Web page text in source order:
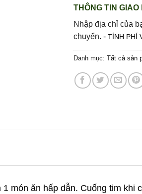
THÔNG TIN
Nhập địa chỉ của
chuyển. - TÍNH PHÍ
Danh mục: Tất cả sản
món ăn hấp dẫn. Cuống tim khi